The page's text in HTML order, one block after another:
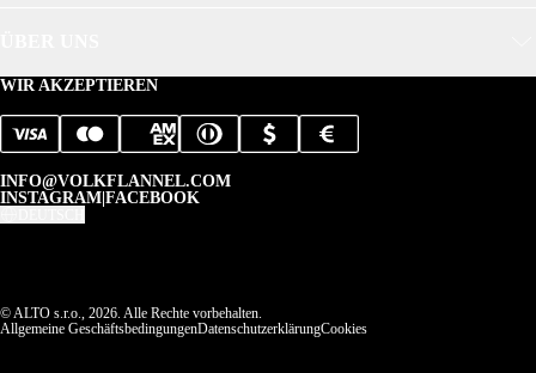
WIR AKZEPTIEREN
INFO@VOLKFLANNEL.COM
INSTAGRAM FACEBOOK
© ALTO s.r.o., 2026. Alle Rechte vorbehalten.
Allgemeine GeschäftsbedingungenDatenschutzerklärungCookies